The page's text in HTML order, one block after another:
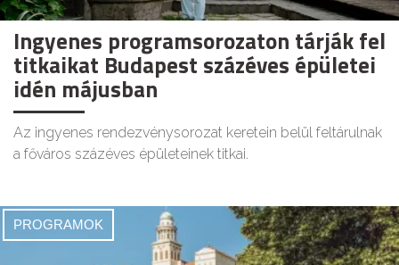
Ingyenes programsorozaton tárják fel
titkaikat Budapest százéves épületei
idén májusban
Az ingyenes rendezvénysorozat keretein belül feltárulnak
a főváros százéves épületeinek titkai.
PROGRAMOK